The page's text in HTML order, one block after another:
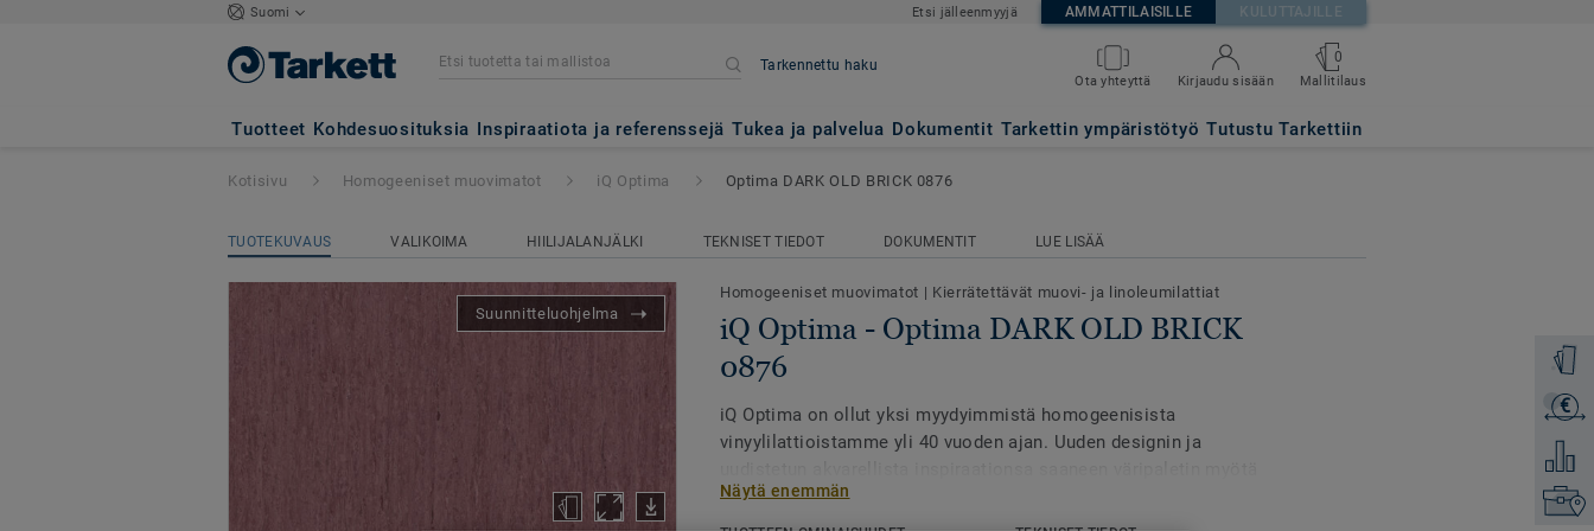
Suomi Etsi jälleenmyyjä AMMATTILAISILLE KULUTTAJILLE
Tarkennettu haku
Ota yhteyttä Kirjaudu sisään
0
Mallitilaus
Tuotteet Kohdesuosituksia Inspiraatiota ja referenssejä Tukea ja palvelua Dokumentit Tarkettin ympäristötyö Tutustu Tarkettiin
iQ Optima - Optima DARK OLD BRICK 0876
Tilaa
€
Lisää
Etsi
Kotisivu Homogeeniset muovimatot iQ Optima Optima DARK OLD BRICK 0876
TUOTEKUVAUS VALIKOIMA HIILIJALANJÄLKI TEKNISET TIEDOT DOKUMENTIT LUE LISÄÄ
Suunnitteluohjelma
Homogeeniset muovimatot | Kierrätettävät muovi- ja linoleumilattiat
iQ Optima - Optima DARK OLD BRICK
0876
iQ Optima on ollut yksi myydyimmistä homogeenisista
vinyylilattioistamme yli 40 vuoden ajan. Uuden designin ja
mallistossa on nyt 3 erilaista kuviota ja 55 väriä. iQ Optima
tunnetaan PUR-pinnastaan, joka pidentää merkittävästi
Näytä enemmän